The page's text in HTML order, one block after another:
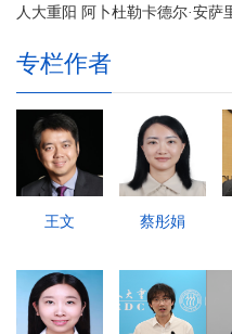
人大重阳 阿卜杜勒卡德尔·安
专栏作者
王文 蔡彤娟